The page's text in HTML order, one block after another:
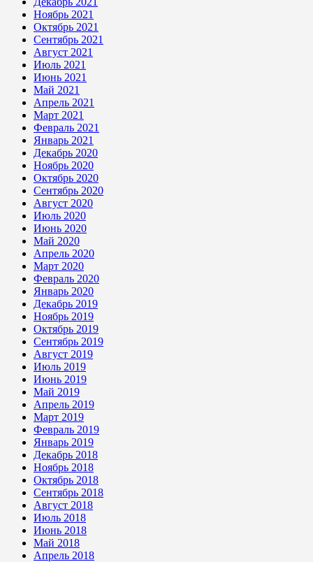
Ноябрь 2021
Октябрь 2021
Сентябрь 2021
Август 2021
Июль 2021
Июнь 2021
Май 2021
Апрель 2021
Март 2021
Февраль 2021
Январь 2021
Декабрь 2020
Ноябрь 2020
Октябрь 2020
Сентябрь 2020
Август 2020
Июль 2020
Июнь 2020
Май 2020
Апрель 2020
Март 2020
Февраль 2020
Январь 2020
Декабрь 2019
Ноябрь 2019
Октябрь 2019
Сентябрь 2019
Август 2019
Июль 2019
Июнь 2019
Май 2019
Апрель 2019
Март 2019
Февраль 2019
Январь 2019
Декабрь 2018
Ноябрь 2018
Октябрь 2018
Сентябрь 2018
Август 2018
Июль 2018
Июнь 2018
Май 2018
Апрель 2018